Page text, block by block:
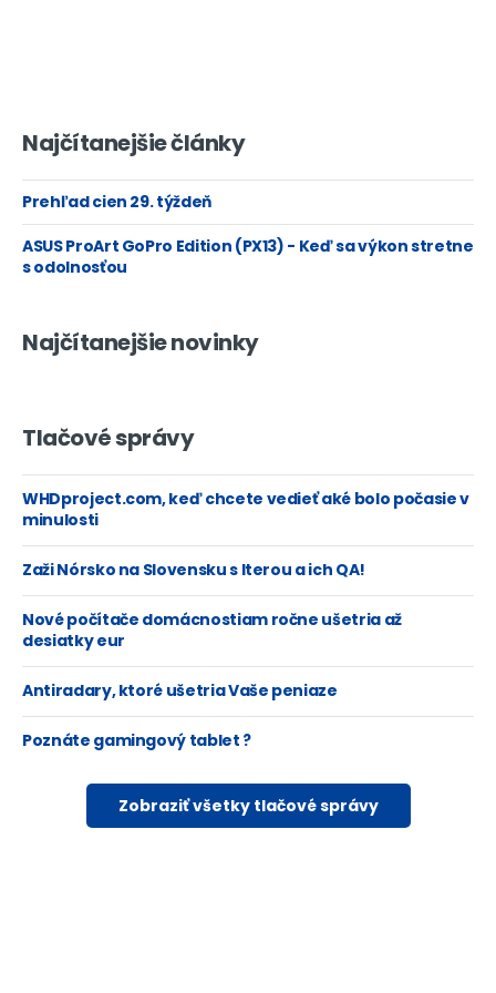
Najčítanejšie články
Prehľad cien 29. týždeň
ASUS ProArt GoPro Edition (PX13) - Keď sa výkon stretne
s odolnosťou
Najčítanejšie novinky
Tlačové správy
WHDproject.com, keď chcete vedieť aké bolo počasie v
minulosti
Zaži Nórsko na Slovensku s Iterou a ich QA!
Nové počítače domácnostiam ročne ušetria až
desiatky eur
Antiradary, ktoré ušetria Vaše peniaze
Poznáte gamingový tablet ?
Zobraziť všetky tlačové správy